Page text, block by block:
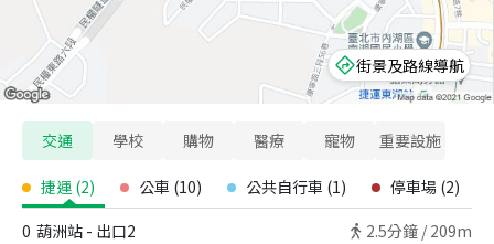
街景及路線導航
交通 學校 購物 醫療 寵物 重要設施
捷運 (2) 公車 (10) 公共自行車 (1) 停車場 (2)
0 葫洲站 - 出口2 2.5分鐘 / 209m